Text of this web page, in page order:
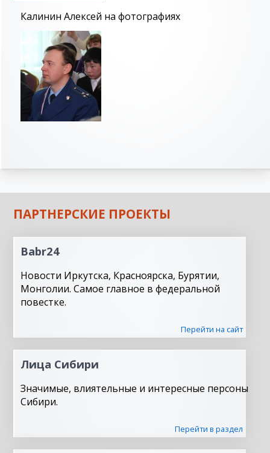
Калинин Алексей на фотографиях
ПАРТНЕРСКИЕ ПРОЕКТЫ
Babr24
Новости Иркутска, Красноярска, Бурятии,
Монголии. Самое главное в федеральной
повестке.
Перейти на сайт
Лица Сибири
Значимые, влиятельные и интересные персоны
Сибири.
Перейти в раздел